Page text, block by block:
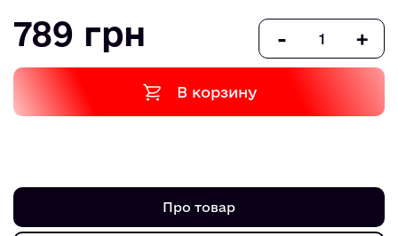
789 грн - +
В корзину
Про товар